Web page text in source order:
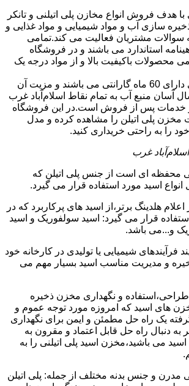
هدف فروش انواع مخازن پلی اتیلنی و تانکر
سازی آب و مواد شیمیایی و مواد غذایی و
سوالات مشتریان فعالیت می کند.تمامی
استاندارد می باشند و در فروشگاه
محصولات باکیفیت بالا و از مواد درجه یک
محصولات مخزن آبی دارای 60 ماه گارانتی می باشند و مزیت آن
آسان منبع آب به تمام نقاط اسلام‌آباد غرب
و خدمات پس از فروش است.در این فروشگاه
مخزن پلی اتیلن را مشاهده کرده و مدل
را به راحتی خریداری کنید.
غرب
محفظه ای است از جنس پلی اتیلن که
اسید مورد استفاده قرار می گیرد.
اعلام هلدینگ برتر،از اسید های پرکاربرد که در
قرار می گیرد: اسید سولفوریک و اسید
و...می باشد.
فرآیندهای شیمیایی یا تولیدی در کارخانه خود
و مدیریت مناسب اسید بسیار مهم می
و نگهداری مخزن ذخیره
های اسید که امروزه مورد توجه عموم و
یک راه حل مطمئن و ایمن برای نگهداری
به دنبال راه حل قابل اعتماد و مقرون به
می باشید،مخزن اسید پلی اتیلنی را به
مدرن و جنس بدنه مختلف از جمله: پلی اتیلن